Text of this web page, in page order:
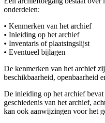
onderdelen:
• Kenmerken van het archief
• Inleiding op het archief
• Inventaris of plaatsingslijst
• Eventueel bijlagen
De kenmerken van het archief
beschikbaarheid, openbaarheid
De inleiding op het archief
geschiedenis van het archief,
kan ook aanwijzingen voor het